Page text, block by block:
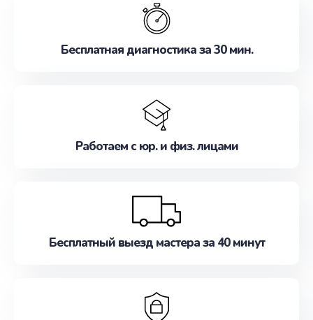
наилучшим образом. Не медлите записаться на
Бесплатная диагностика за 30 мин.
Работаем с юр. и физ. лицами
Бесплатный выезд мастера за 40 минут